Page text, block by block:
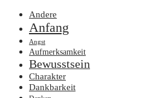
Andere
Anfang
Angst
Aufmerksamkeit
Bewusstsein
Charakter
Dankbarkeit